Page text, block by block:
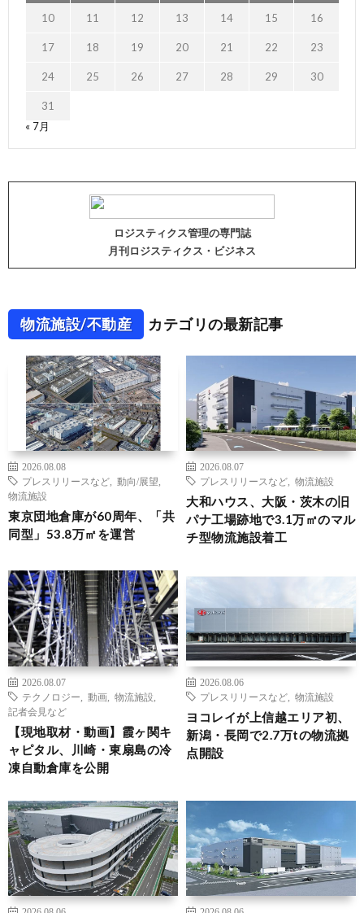
10 11 12 13 14 15 16
17 18 19 20 21 22 23
24 25 26 27 28 29 30
31
« 7月
ロジスティクス管理の専門誌
月刊ロジスティクス・ビジネス
物流施設/不動産 カテゴリの最新記事
2026.08.08
プレスリリースなど
動向/展望
物流施設
東京団地倉庫が60周年、「共
同型」53.8万㎡を運営
2026.08.07
プレスリリースなど
物流施設
大和ハウス、大阪・茨木の旧
パナ工場跡地で3.1万㎡のマル
チ型物流施設着工
2026.08.07
テクノロジー
動画 物流施設
記者会見など
【現地取材・動画】霞ヶ関キ
ャピタル、川崎・東扇島の冷
凍自動倉庫を公開
2026.08.06
プレスリリースなど
物流施設
ヨコレイが上信越エリア初、
新潟・長岡で2.7万tの物流拠
点開設